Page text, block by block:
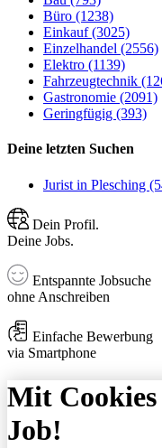
Büro (1238)
Einkauf (3025)
Einzelhandel (2556)
Elektro (1139)
Fahrzeugtechnik
Gastronomie (2091)
Geringfügig (393)
Deine letzten Suchen
Jurist in Plesching
Dein Profil.
Deine Jobs.
Entspannte Jobsuche
ohne Anschreiben
Einfache Bewerbung
via Smartphone
Mit
Job!